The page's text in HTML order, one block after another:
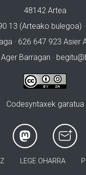
48142 Artea
13 (Arteako bulegoa)
· 626 647 923 Asier
Barragan ·
Codesyntaxek garatua
LEGE OHARRA